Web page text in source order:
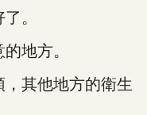
。
地方。
其他地方的衛生